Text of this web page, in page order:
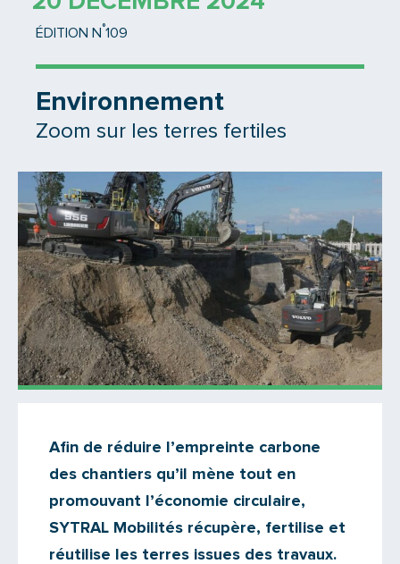
ÉDITION N °109
Environnement
Zoom sur les terres fertiles
Il n'y a aucun commentaire...
Ajoutez le vôtre
Afin de réduire l’empreinte carbone
des chantiers qu’il mène tout en
promouvant l’économie circulaire,
SYTRAL Mobilités récupère, fertilise et
réutilise les terres issues des travaux.